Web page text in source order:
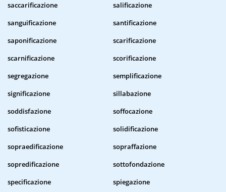
saccarificazione
salificazione
sanguificazione
santificazione
saponificazione
scarificazione
scarnificazione
scorificazione
segregazione
semplificazione
significazione
sillabazione
soddisfazione
soffocazione
sofisticazione
solidificazione
sopraedificazione
sopraffazione
sopredificazione
sottofondazione
specificazione
spiegazione